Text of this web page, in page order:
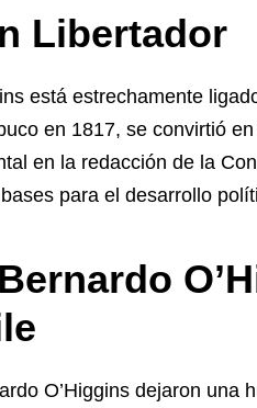
Libertador
está estrechamente
en 1817, se convirtió
en la redacción de la
para el desarrollo
O’Higgins dejaron una